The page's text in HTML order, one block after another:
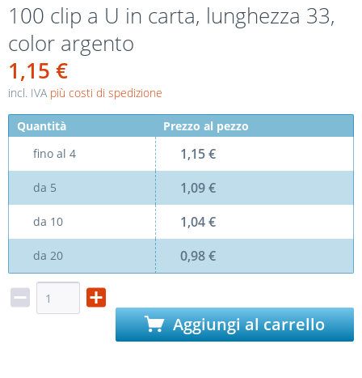
100 clip a U in carta, lunghezza 33,
color argento
1,15 €
incl. IVA più costi di spedizione
Quantità
Prezzo al pezzo
fino al 4 1,15 €
da 5 1,09 €
da 10 1,04 €
da 20 0,98 €
Aggiungi al carrello